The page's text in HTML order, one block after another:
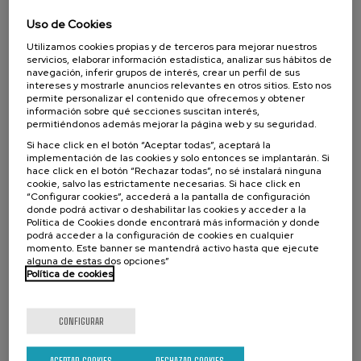
Escuela de comunicación ambiental 2026.
Narrativas climáticas: relatos para la
acción
10 h. Español .
... 25 €
Últimas
plazas
Gratuito
Fecha
pasada
Lista
de
espera
Plazo
de
matrícula
finalizado
SOCIEDAD SOSTENIBILIDAD
15. SEP-15. SEP, 2026
Uso de Cookies
Utilizamos cookies propias y de terceros para mejorar nuestros
servicios, elaborar información estadística, analizar sus hábitos de
navegación, inferir grupos de interés, crear un perfil de sus
intereses y mostrarle anuncios relevantes en otros sitios. Esto nos
permite personalizar el contenido que ofrecemos y obtener
información sobre qué secciones suscitan interés,
permitiéndonos además mejorar la página web y su seguridad.
Si hace click en el botón “Aceptar todas”, aceptará la
implementación de las cookies y solo entonces se implantarán. Si
hace click en el botón “Rechazar todas”, no sé instalará ninguna
cookie, salvo las estrictamente necesarias. Si hace click en
“Configurar cookies”, accederá a la pantalla de configuración
donde podrá activar o deshabilitar las cookies y acceder a la
Política de Cookies donde encontrará más información y donde
podrá acceder a la configuración de cookies en cualquier
momento. Este banner se mantendrá activo hasta que ejecute
alguna de estas dos opciones”
Política de cookies
CONFIGURAR